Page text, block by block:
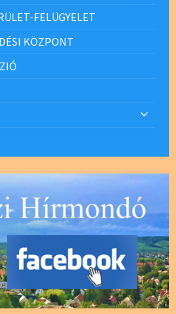
FELÜGYELET
KÖZPONT